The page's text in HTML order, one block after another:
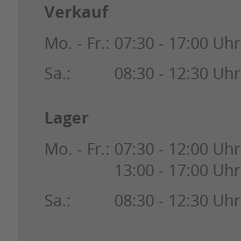
Verkauf
Mo. - Fr.: 07:30 - 17:00 Uhr
Sa.:
08:30 - 12:30 Uhr
Lager
Mo. - Fr.: 07:30 - 12:00 Uhr
13:00 - 17:00 Uhr
Sa.:
08:30 - 12:30 Uhr